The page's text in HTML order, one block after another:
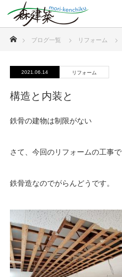
ブログ一覧 リフォーム
2021.06.14 リフォーム
構造と内装と
鉄骨の建物は制限がない
さて、今回のリフォームの工事
鉄骨造なのでがらんどうです。